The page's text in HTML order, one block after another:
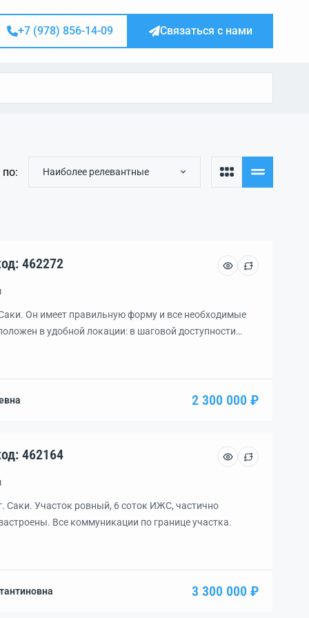
+7 (978) 856-14-09 Связаться с нами
по: Наиболее релевантные
уч. 6.0 сот., код: 462272
Он имеет правильную форму и все необходимые
в удобной локации: в шаговой доступности
юридическое сопровождение. Комиссию
2 300 000 ₽
уч. 6.0 сот., код: 462164
Саки. Участок ровный, 6 соток ИЖС, частично
Все коммуникации по границе участка.
3 300 000 ₽